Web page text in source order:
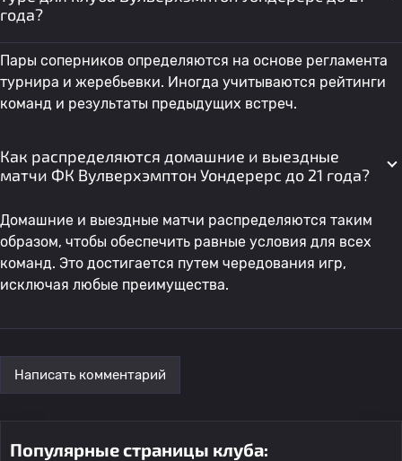
года?
Пары соперников определяются на основе регламента
турнира и жеребьевки. Иногда учитываются рейтинги
команд и результаты предыдущих встреч.
Как распределяются домашние и выездные
матчи ФК Вулверхэмптон Уондерерс до 21 года?
Домашние и выездные матчи распределяются таким
образом, чтобы обеспечить равные условия для всех
команд. Это достигается путем чередования игр,
исключая любые преимущества.
Написать комментарий
Популярные страницы клуба: